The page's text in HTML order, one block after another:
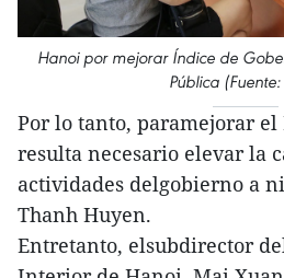
Hanoi por mejorar Índice de
Pública
Por lo tanto, paramejorar el
resulta necesario elevar la
actividades delgobierno a
Thanh Huyen.
Entretanto, elsubdirector